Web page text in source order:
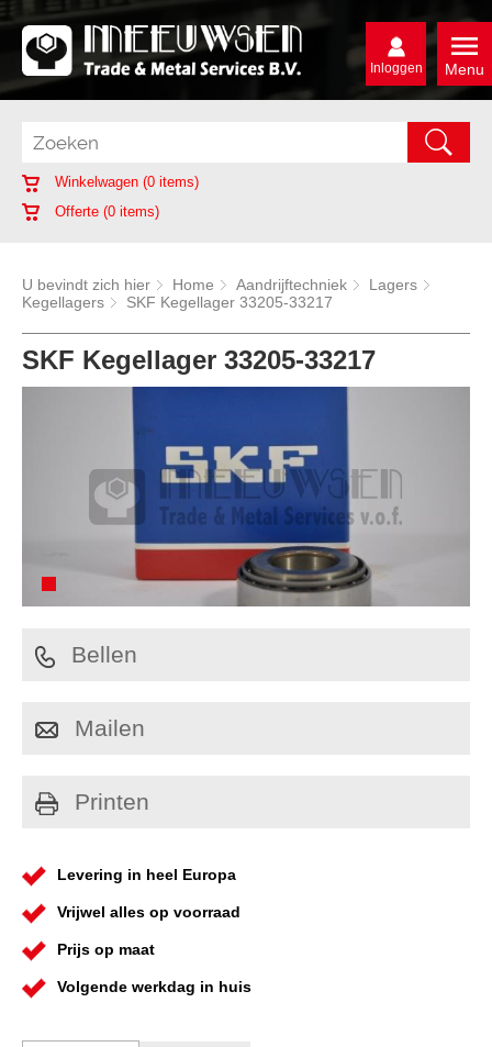
Menu
Inloggen
Winkelwagen (0 items)
Offerte (0 items)
U bevindt zich hier Home Aandrijftechniek
Lagers
Kegellagers
SKF Kegellager 33205-33217
SKF Kegellager 33205-33217
Bellen
Mailen
Printen
Levering in heel Europa
Vrijwel alles op voorraad
Prijs op maat
Volgende werkdag in huis